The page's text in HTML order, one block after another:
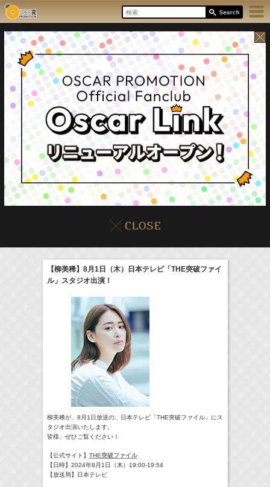
本日の出演情報 8/7(Fri) イベント販売情報
22:00-
(TV ) Tシャツが乾くまで
> More
【柳美稀】8月1日（木）日本テレビ「THE突破ファイ
ル」スタジオ出演！
柳美稀が、8月1日放送の、日本テレビ「THE突破ファイル」にス
タジオ出演いたします。
皆様、ぜひご覧ください！
【公式サイト】 THE突破ファイル
【日時】2024年8月1日（木）19:00-19:54
【放送局】日本テレビ